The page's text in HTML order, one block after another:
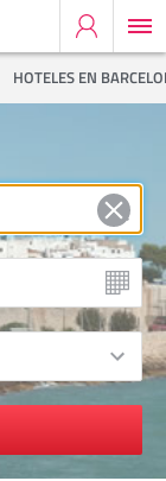
HOTELES EN